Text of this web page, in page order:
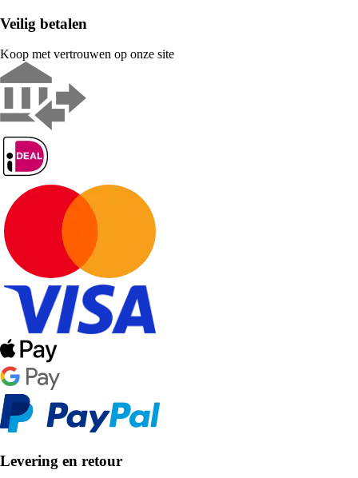
Veilig betalen
Koop met vertrouwen op onze site
Levering en retour